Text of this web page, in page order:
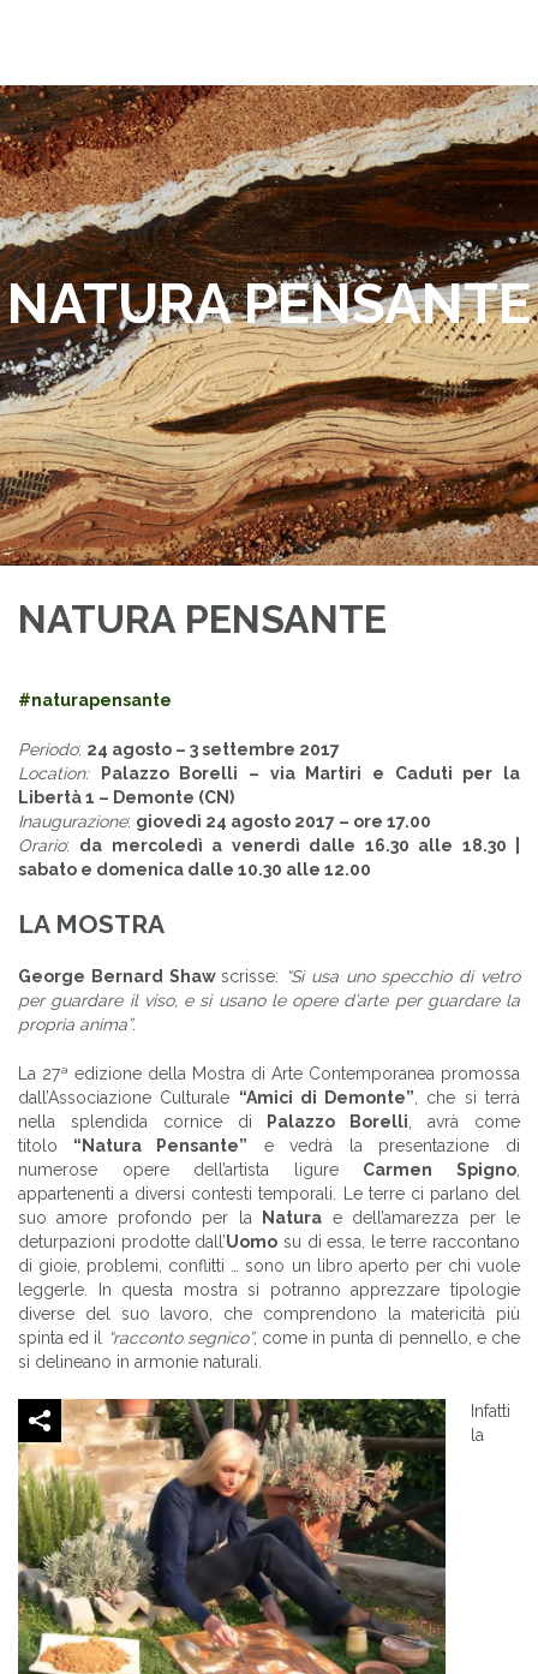
NATURA PENSANTE
NATURA PENSANTE
#naturapensante
Periodo: 24 agosto – 3 settembre 2017
Location:
Palazzo Borelli – via Martiri e Caduti per la
Libertà 1 – Demonte (CN)
Inaugurazione: giovedì 24 agosto 2017 – ore 17.00
Orario: da mercoledì a venerdì dalle 16.30 alle 18.30 |
sabato e domenica dalle 10.30 alle 12.00
LA MOSTRA
George Bernard Shawscrisse: “Si usa uno specchio di vetro
per guardare il viso, e si usano le opere d’arte per guardare la
propria anima”.
La 27ª edizione della Mostra di Arte Contemporanea promossa
dall’Associazione Culturale “Amici di Demonte” , che si terrà
nella splendida cornice di
Palazzo Borelli , avrà come
titolo
“Natura Pensante” e vedrà la presentazione di
numerose opere dell’artista ligure Carmen Spigno
appartenenti a diversi contesti temporali. Le terre ci parlano del
suo amore profondo per la
Natura e dell’amarezza per le
deturpazioni prodotte dall’Uomo su di essa, le terre raccontano
di gioie, problemi, conflitti … sono un libro aperto per chi vuole
leggerle. In questa mostra si potranno apprezzare tipologie
diverse del suo lavoro, che comprendono la matericità più
spinta ed il
“racconto segnico”, come in punta di pennello, e che
si delineano in armonie naturali.
Infatti
la